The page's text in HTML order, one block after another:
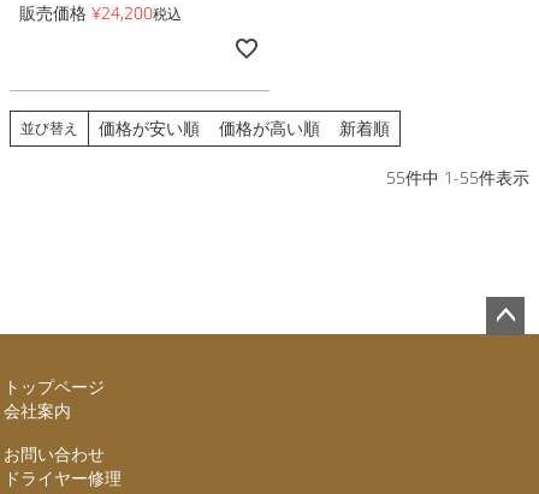
販売価格 ¥24,200税込
並び替え 価格が安い順 価格が高い順 新着順
55件中 1-55件表示
トップページ
会社案内
お問い合わせ
ドライヤー修理